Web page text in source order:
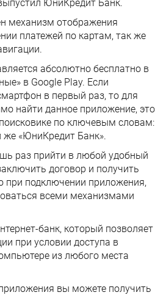
ЮниКредит Банк.
механизм отображения
платежей по картам, так же
абсолютно бесплатно в
в Google Play. Если
в первый раз, то для
найти данное приложение, это
по ключевым словам:
же «ЮниКредит Банк».
раз прийти в любой удобный
договор и получить
при подключении приложения,
всеми механизмами
банк, который позволяет
при условии доступа в
из любого места
вы можете получить